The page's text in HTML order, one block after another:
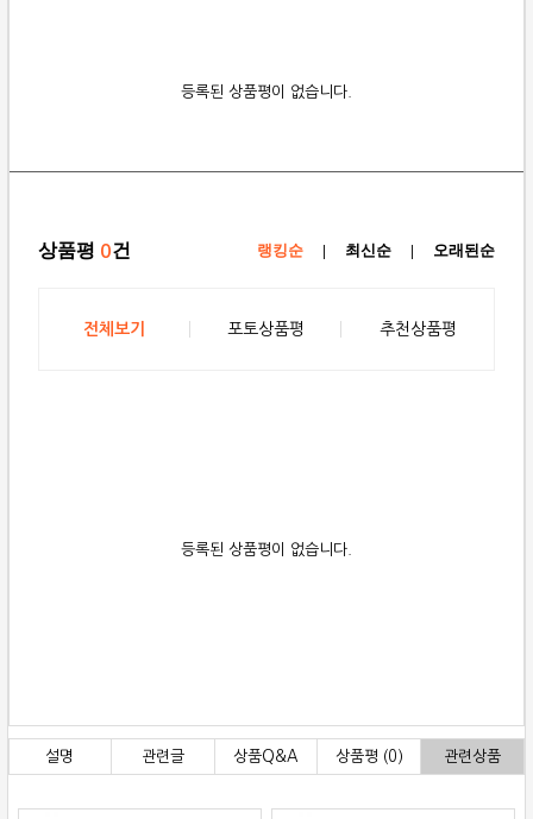
등록된 상품평이 없습니다.
상품평 0건 랭킹순 | 최신순 | 오래된순
전체보기 포토상품평 추천상품평
등록된 상품평이 없습니다.
설명 관련글 상품Q&A 상품평 (0) 관련상품